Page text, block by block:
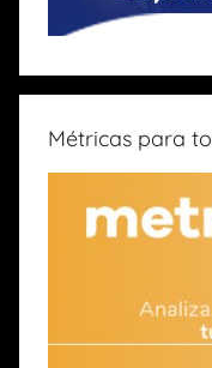
Métricas para